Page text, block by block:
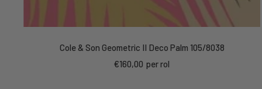
Cole & Son Geometric II Deco Palm 105/8038
Kortings
€160,00 per rol